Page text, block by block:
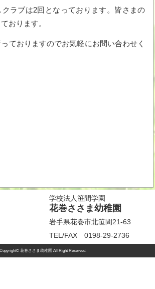
ラブは2回となっております。皆さまの
おります。
ておりますのでお気軽にお問い合わせく
学校法人笹間学園
花巻ささま幼稚園
岩手県花巻市北笹間21-63
TEL/FAX 0198-29-2736
Copyright© 花巻ささま幼稚園 All Right Reserved.